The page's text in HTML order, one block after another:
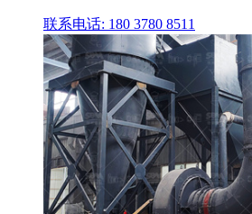
联系电话: 180 3780 8511